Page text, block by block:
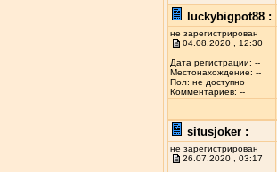
luckybigpot88 :
не зарегистрирован
04.08.2020 , 12:30
Дата регистрации: --
Местонахождение: --
Пол: не доступно
Комментариев: --
situsjoker :
не зарегистрирован
26.07.2020 , 03:17